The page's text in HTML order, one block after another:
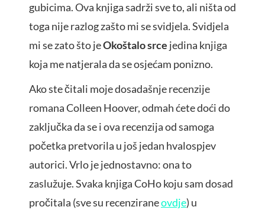
gubicima. Ova knjiga sadrži sve to, ali ništa od
toga nije razlog zašto mi se svidjela. Svidjela
mi se zato što jeOkoštalo srce jedina knjiga
koja me natjerala da se osjećam ponizno.
Ako ste čitali moje dosadašnje recenzije
romana Colleen Hoover, odmah ćete doći do
zaključka da se i ova recenzija od samoga
početka pretvorila u još jedan hvalospjev
autorici. Vrlo je jednostavno: ona to
zaslužuje. Svaka knjiga CoHo koju sam dosad
pročitala (sve su recenziraneovdje) u